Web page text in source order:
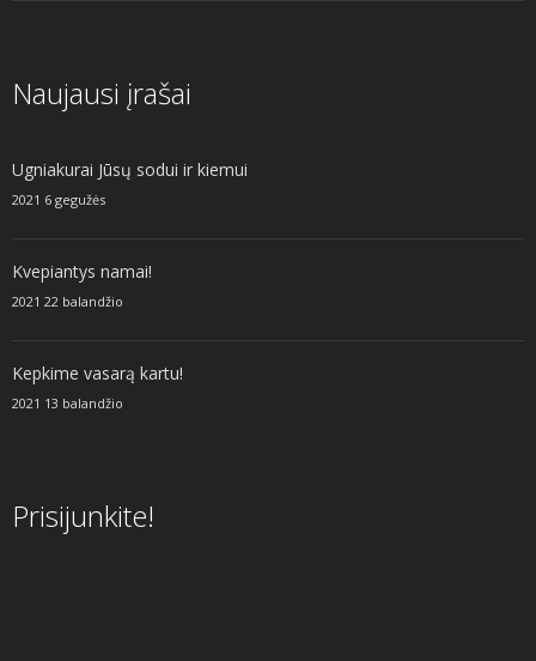
Naujausi įrašai
Ugniakurai Jūsų sodui ir kiemui
2021 6 gegužės
Kvepiantys namai!
2021 22 balandžio
Kepkime vasarą kartu!
2021 13 balandžio
Prisijunkite!